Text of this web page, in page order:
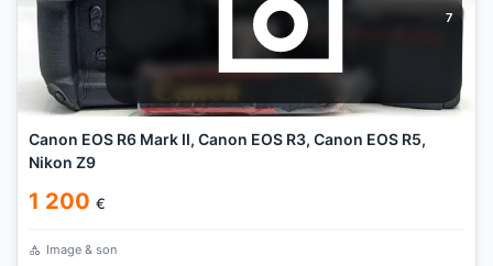
7
Canon EOS R6 Mark II, Canon EOS R3, Canon EOS R5,
Nikon Z9
1 200 €
Image & son